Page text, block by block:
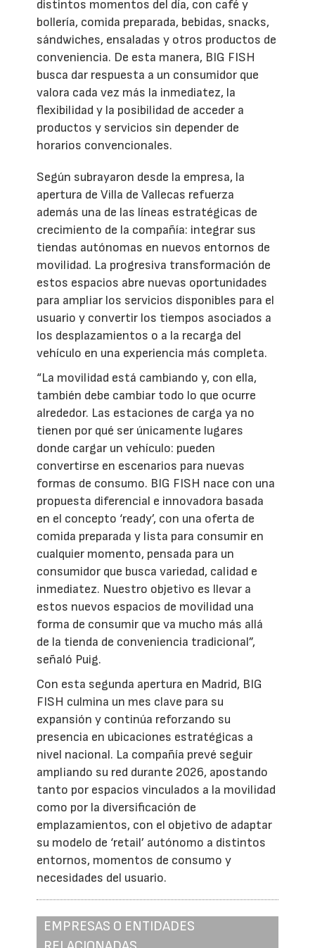
distintos momentos del día, con café y
bollería, comida preparada, bebidas, snacks,
sándwiches, ensaladas y otros productos de
conveniencia. De esta manera, BIG FISH
busca dar respuesta a un consumidor que
valora cada vez más la inmediatez, la
flexibilidad y la posibilidad de acceder a
productos y servicios sin depender de
horarios convencionales.
Según subrayaron desde la empresa, la
apertura de Villa de Vallecas refuerza
además una de las líneas estratégicas de
crecimiento de la compañía: integrar sus
tiendas autónomas en nuevos entornos de
movilidad. La progresiva transformación de
estos espacios abre nuevas oportunidades
para ampliar los servicios disponibles para el
usuario y convertir los tiempos asociados a
los desplazamientos o a la recarga del
vehículo en una experiencia más completa.
“La movilidad está cambiando y, con ella,
también debe cambiar todo lo que ocurre
alrededor. Las estaciones de carga ya no
tienen por qué ser únicamente lugares
donde cargar un vehículo: pueden
convertirse en escenarios para nuevas
formas de consumo. BIG FISH nace con una
propuesta diferencial e innovadora basada
en el concepto ‘ready’, con una oferta de
comida preparada y lista para consumir en
cualquier momento, pensada para un
consumidor que busca variedad, calidad e
inmediatez. Nuestro objetivo es llevar a
estos nuevos espacios de movilidad una
forma de consumir que va mucho más allá
de la tienda de conveniencia tradicional”,
señaló Puig.
Con esta segunda apertura en Madrid, BIG
FISH culmina un mes clave para su
expansión y continúa reforzando su
presencia en ubicaciones estratégicas a
nivel nacional. La compañía prevé seguir
ampliando su red durante 2026, apostando
tanto por espacios vinculados a la movilidad
como por la diversificación de
emplazamientos, con el objetivo de adaptar
su modelo de ‘retail’ autónomo a distintos
entornos, momentos de consumo y
necesidades del usuario.
EMPRESAS O ENTIDADES